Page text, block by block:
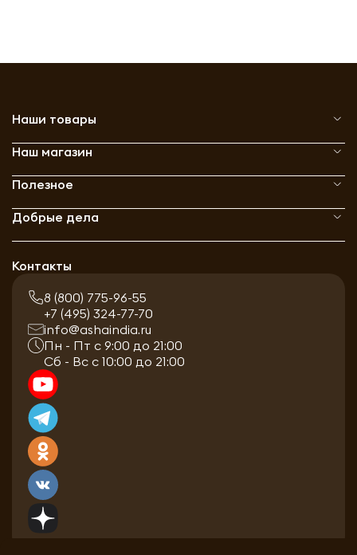
Наши товары
Наш магазин
Полезное
Добрые дела
Контакты
8 (800) 775-96-55
+7 (495) 324-77-70
info@ashaindia.ru
Пн - Пт с 9:00 до 21:00
Сб - Вс с 10:00 до 21:00